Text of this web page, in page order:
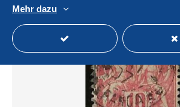
Mehr dazu